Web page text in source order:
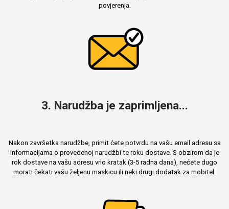
povjerenja.
3. Narudžba je zaprimljena...
Nakon završetka narudžbe, primit ćete potvrdu na vašu email adresu sa
informacijama o provedenoj narudžbi te roku dostave. S obzirom da je
rok dostave na vašu adresu vrlo kratak (3-5 radna dana), nećete dugo
morati čekati vašu željenu maskicu ili neki drugi dodatak za mobitel.